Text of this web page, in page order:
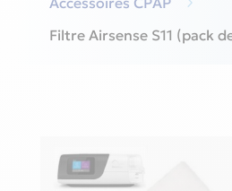
Filtre Airsense S11 (pack